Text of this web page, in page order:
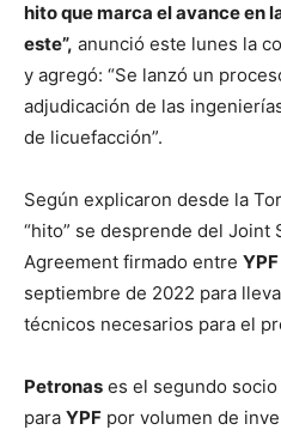
hito que marca el avance en
este”, anunció este lunes la
y agregó: “Se lanzó un
adjudicación de las
de licuefacción”.
Según explicaron desde la
“hito” se desprende del Joint
Agreement firmado entre
septiembre de 2022 para
técnicos necesarios para el
Petronas es el segundo
para YPF por volumen de